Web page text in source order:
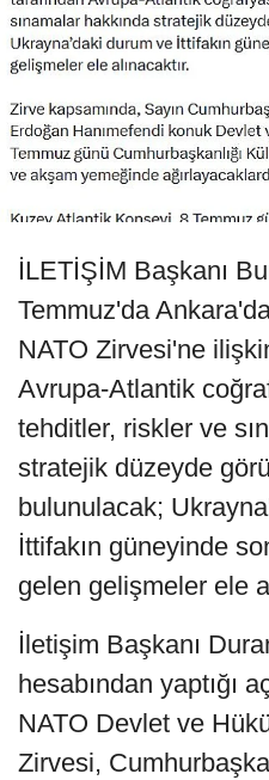
İLETİŞİM Başkanı
Temmuz'da
NATO Zirvesi'ne
Avrupa-Atlantik
tehditler, riskler ve
stratejik düzeyde
bulunulacak;
İttifakın güneyinde
gelen gelişmeler ele
İletişim Başkanı
hesabından yaptığı
NATO Devlet ve
Zirvesi,